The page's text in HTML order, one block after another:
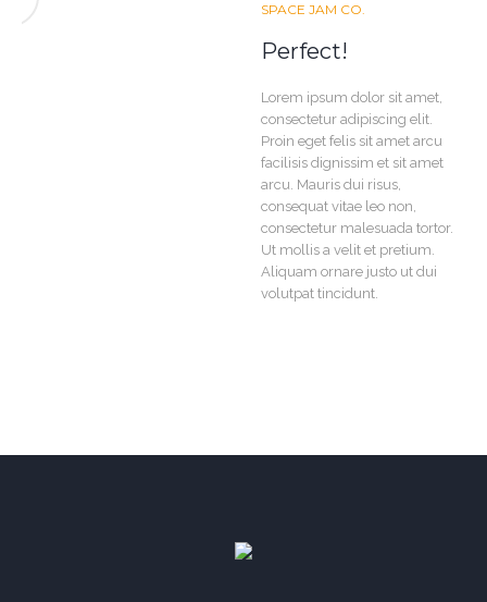
SPACE JAM CO.
Perfect!
Lorem ipsum dolor sit amet,
consectetur adipiscing elit.
Proin eget felis sit amet arcu
facilisis dignissim et sit amet
arcu. Mauris dui risus,
consequat vitae leo non,
consectetur malesuada tortor.
Ut mollis a velit et pretium.
Aliquam ornare justo ut dui
volutpat tincidunt.